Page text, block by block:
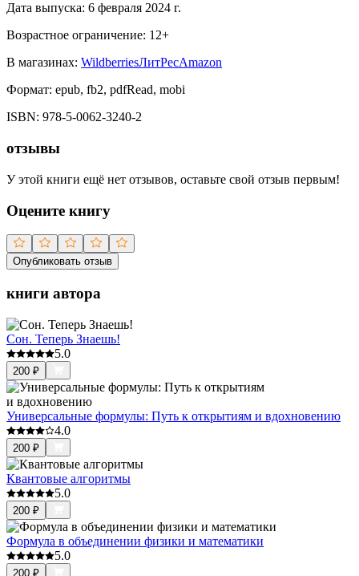
Дата выпуска: 6 февраля 2024 г.
Возрастное ограничение: 12+
В магазинах: WildberriesЛитРесAmazon
Формат: epub, fb2, pdfRead, mobi
ISBN: 978-5-0062-3240-2
отзывы
У этой книги ещё нет отзывов, оставьте свой отзыв первым!
Оцените книгу
Опубликовать отзыв
книги автора
Сон. Теперь Знаешь!
5.0
200 ₽
Универсальные формулы: Путь к открытиям и вдохновению
4.0
200 ₽
Квантовые алгоритмы
5.0
200 ₽
Формула в объединении физики и математики
5.0
200 ₽